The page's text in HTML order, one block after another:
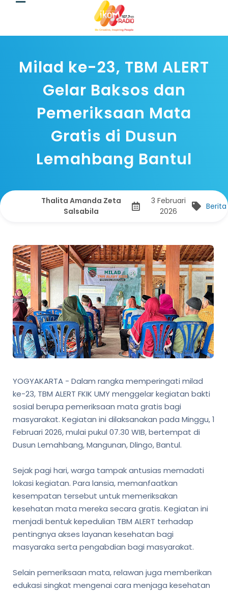
Milad ke-23, TBM ALERT
Gelar Baksos dan
Pemeriksaan Mata
Gratis di Dusun
Lemahbang Bantul
Thalita Amanda Zeta
Salsabila
3 Februari
2026
Berita
YOGYAKARTA - Dalam rangka memperingati milad
ke-23, TBM ALERT FKIK UMY menggelar kegiatan bakti
sosial berupa pemeriksaan mata gratis bagi
masyarakat. Kegiatan ini dilaksanakan pada Minggu, 1
Februari 2026, mulai pukul 07.30 WIB, bertempat di
Dusun Lemahbang, Mangunan, Dlingo, Bantul.
Sejak pagi hari, warga tampak antusias memadati
lokasi kegiatan. Para lansia, memanfaatkan
kesempatan tersebut untuk memeriksakan
kesehatan mata mereka secara gratis. Kegiatan ini
menjadi bentuk kepedulian TBM ALERT terhadap
pentingnya akses layanan kesehatan bagi
masyaraka serta pengabdian bagi masyarakat.
Selain pemeriksaan mata, relawan juga memberikan
edukasi singkat mengenai cara menjaga kesehatan